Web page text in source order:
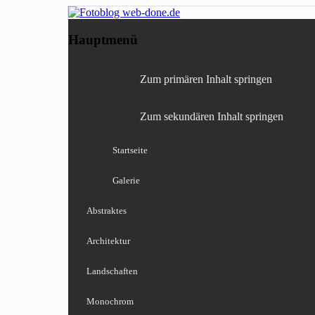
Fotoblog web-
Hauptmenü
Zum primären Inhalt springen
Zum sekundären Inhalt springen
Startseite
Galerie
Abstraktes
Architektur
Landschaften
Monochrom